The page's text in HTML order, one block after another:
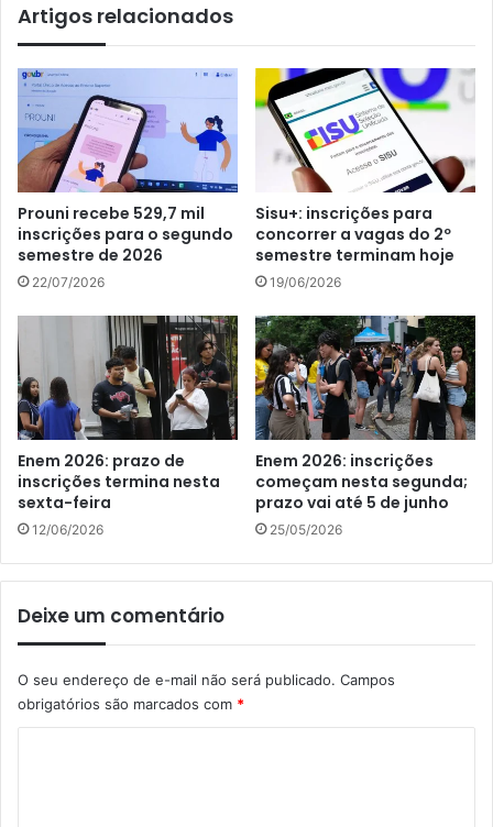
Artigos relacionados
Prouni recebe 529,7 mil
inscrições para o segundo
semestre de 2026
22/07/2026
Sisu+: inscrições para
concorrer a vagas do 2º
semestre terminam hoje
19/06/2026
Enem 2026: prazo de
inscrições termina nesta
sexta-feira
12/06/2026
Enem 2026: inscrições
começam nesta segunda;
prazo vai até 5 de junho
25/05/2026
Deixe um comentário
O seu endereço de e-mail não será publicado. Campos
obrigatórios são marcados com *